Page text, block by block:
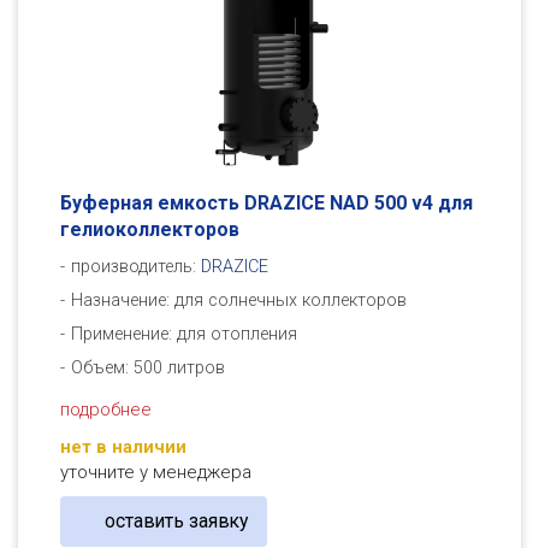
Буферная емкость DRAZICE NAD 500 v4 для
гелиоколлекторов
производитель: DRAZICE
Назначение: для солнечных коллекторов
Применение: для отопления
Объем: 500 литров
подробнее
нет в наличии
уточните у менеджера
оставить заявку